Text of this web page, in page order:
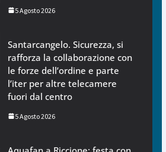
5 Agosto 2026
Santarcangelo. Sicurezza, si
rafforza la collaborazione con
le forze dell’ordine e parte
l’iter per altre telecamere
fuori dal centro
5 Agosto 2026